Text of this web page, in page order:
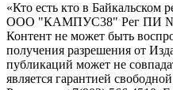
«Кто есть кто в Байкальском
ООО "КАМПУС38" Рег ПИ №
Контент не может быть
получения разрешения от
публикаций может не
является гарантией